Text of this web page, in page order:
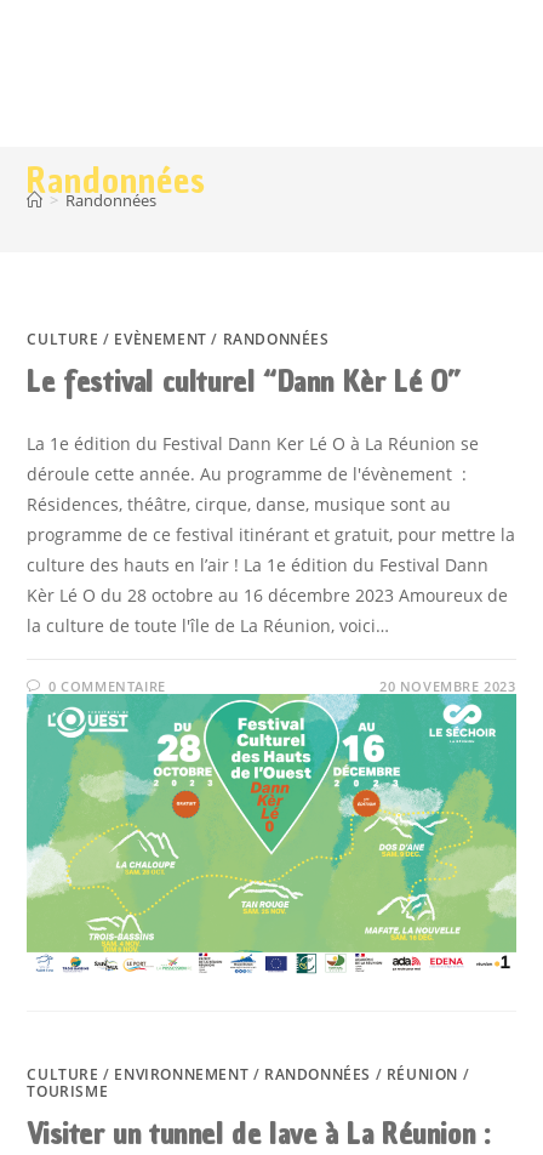
Randonnées
> Randonnées
CULTURE / EVÈNEMENT / RANDONNÉES
Le festival culturel “Dann Kèr Lé O”
La 1e édition du Festival Dann Ker Lé O à La Réunion se
déroule cette année. Au programme de l'évènement :
Résidences, théâtre, cirque, danse, musique sont au
programme de ce festival itinérant et gratuit, pour mettre la
culture des hauts en l’air ! La 1e édition du Festival Dann
Kèr Lé O du 28 octobre au 16 décembre 2023 Amoureux de
la culture de toute l'île de La Réunion, voici…
0 COMMENTAIRE 20 NOVEMBRE 2023
CULTURE / ENVIRONNEMENT / RANDONNÉES / RÉUNION /
TOURISME
Visiter un tunnel de lave à La Réunion :